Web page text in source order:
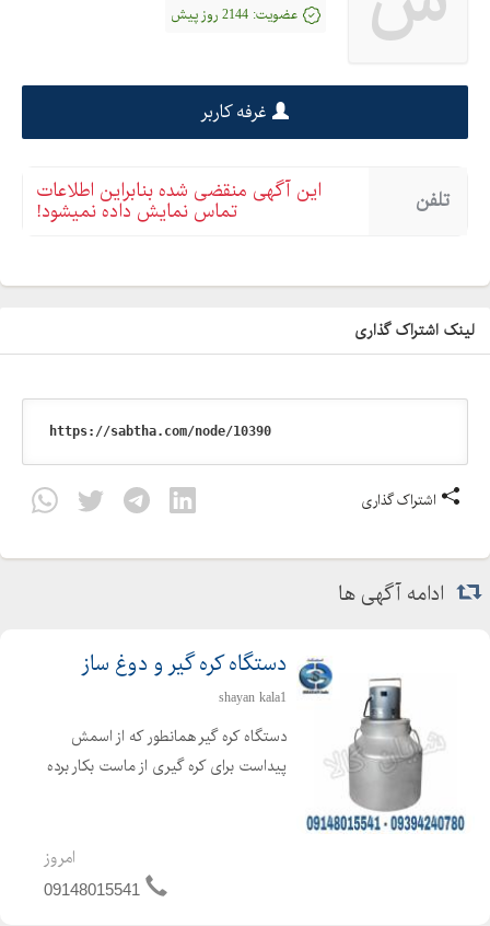
عضویت: 2144 روز پیش
غرفه کاربر
تلفن این آگهی منقضی شده بنابراین اطلاعات
تماس نمایش داده نمیشود!
لینک اشتراک گذاری
اشتراک گذاری
ادامه آگهی ها
دستگاه کره گیر و دوغ ساز
shayan kala1
دستگاه کره گیر همانطور که از اسمش
پیداست برای کره گیری از ماست بکار برده
مخلوط شده و بحال...
امروز
09148015541